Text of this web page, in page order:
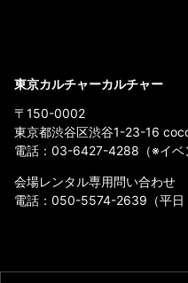
東京カルチャーカルチャー
〒150-0002
東京都渋谷区渋谷1-23-16
電話： 03-6427-4288 （※イ
会場レンタル専用問い合わせ
電話： 050-5574-2639 （平